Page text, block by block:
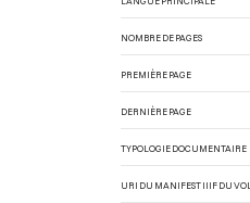
NOMBRE DE PAGES
PREMIÈRE PAGE
DERNIÈRE PAGE
TYPOLOGIE DOCUMENTAIRE
URI DU MANIFEST IIIF DU